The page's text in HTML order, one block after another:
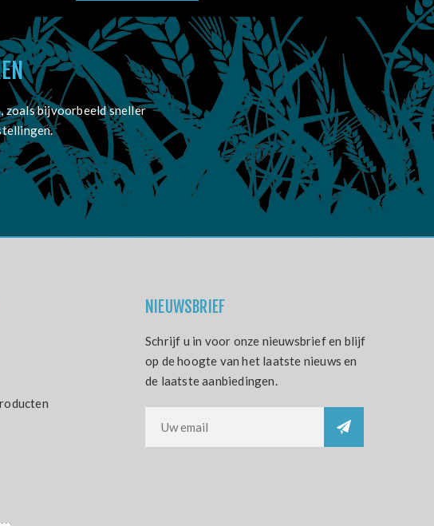
zoals bijvoorbeeld sneller
NIEUWSBRIEF
Schrijf u in voor onze nieuwsbrief en blijf
op de hoogte van het laatste nieuws en
de laatste aanbiedingen.